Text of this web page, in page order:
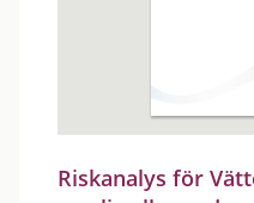
Riskanalys för